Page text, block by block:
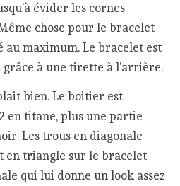
évider les cornes
chose pour le bracelet
au maximum. Le bracelet est
à une tirette à l’arrière.
bien. Le boitier est
en titane, plus une partie
Les trous en diagonale
en triangle sur le bracelet
qui lui donne un look assez